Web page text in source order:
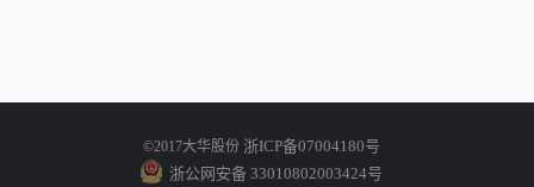
©2017大华股份 浙ICP备07004180号
浙公网安备 33010802003424号